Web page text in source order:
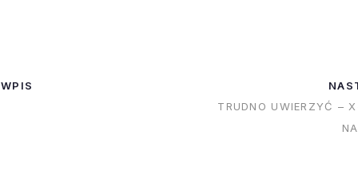
także
pierwszy lot załogowego
wiedzą co
wierzyć w
W czasie
TRUDNO UWIERZYĆ –